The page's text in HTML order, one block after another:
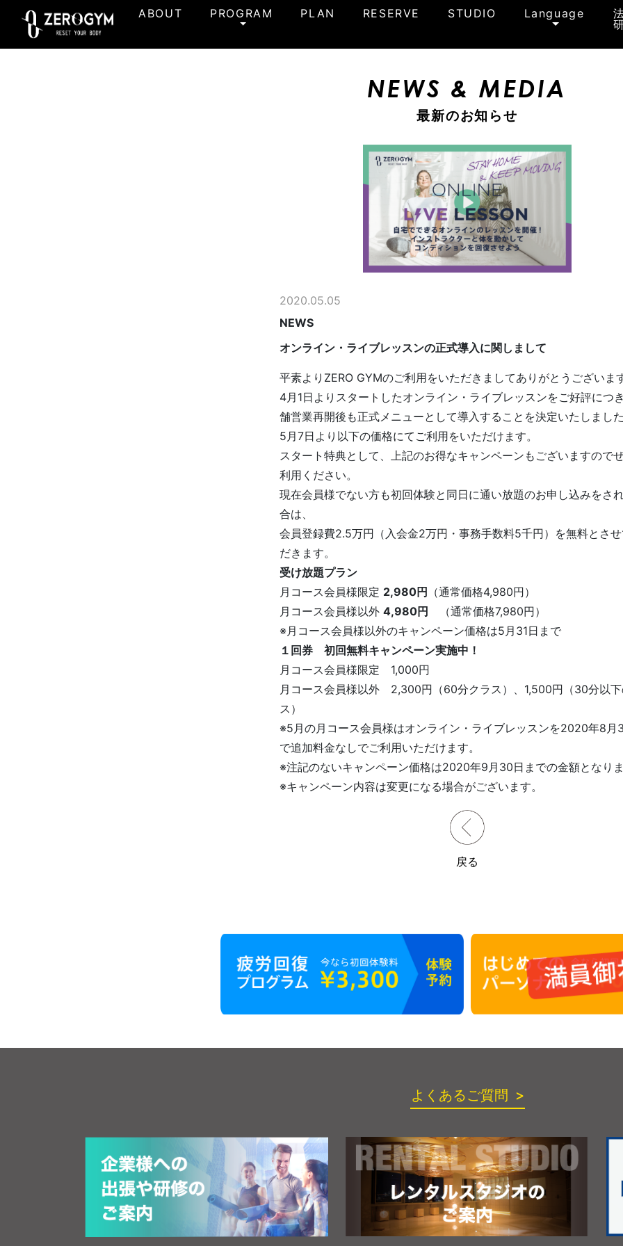
ABOUT PROGRAM PLAN RESERVE STUDIO Language
NEWS & MEDIA
最新のお知らせ
2020.05.05
NEWS
オンライン・ライブレッスンの正式導入に関しまして
平素よりZERO GYMのご利用をいただきましてありがとうございます
4月1日よりスタートしたオンライン・ライブレッスンをご好評につ
舗営業再開後も正式メニューとして導入することを決定いたしました
5月7日より以下の価格にてご利用をいただけます。
スタート特典として、上記のお得なキャンペーンもございますので
利用ください。
現在会員様でない方も初回体験と同日に通い放題のお申し込みをさ
合は、
会員登録費2.5万円（入会金2万円・事務手数料5千円）を無料とさ
だきます。
受け放題プラン
月コース会員様限定 2,980円
（通常価格4,980円）
月コース会員様以外 4,980円
（通常価格7,980円）
※月コース会員様以外のキャンペーン価格は5月31日まで
１回券 初回無料キャンペーン実施中！
月コース会員様限定 1,000円
月コース会員様以外 2,300円（60分クラス）、1,500円（30分以下
ス）
※5月の月コース会員様はオンライン・ライブレッスンを2020年8月
で追加料金なしでご利用いただけます。
※注記のないキャンペーン価格は2020年9月30日までの金額となりま
※キャンペーン内容は変更になる場合がございます。
戻る
よくあるご質問 >